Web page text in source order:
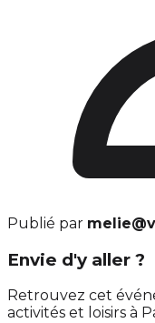
Publié par
Envie d'y aller ?
Retrouvez cet
activités et loisirs à